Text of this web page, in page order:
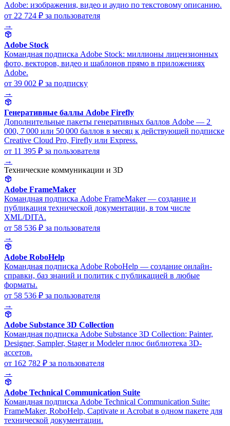
Adobe: изображения, видео и аудио по текстовому описанию.
от 22 724 ₽ за пользователя
→
Adobe Stock
Командная подписка Adobe Stock: миллионы лицензионных
фото, векторов, видео и шаблонов прямо в приложениях
Adobe.
от 39 002 ₽ за подписку
→
Генеративные баллы Adobe Firefly
Дополнительные пакеты генеративных баллов Adobe — 2
000, 7 000 или 50 000 баллов в месяц к действующей подписке
Creative Cloud Pro, Firefly или Express.
от 11 395 ₽ за пользователя
→
Технические коммуникации и 3D
Adobe FrameMaker
Командная подписка Adobe FrameMaker — создание и
публикация технической документации, в том числе
XML/DITA.
от 58 536 ₽ за пользователя
→
Adobe RoboHelp
Командная подписка Adobe RoboHelp — создание онлайн-
справки, баз знаний и политик с публикацией в любые
форматы.
от 58 536 ₽ за пользователя
→
Adobe Substance 3D Collection
Командная подписка Adobe Substance 3D Collection: Painter,
Designer, Sampler, Stager и Modeler плюс библиотека 3D-
ассетов.
от 162 782 ₽ за пользователя
→
Adobe Technical Communication Suite
Командная подписка Adobe Technical Communication Suite:
FrameMaker, RoboHelp, Captivate и Acrobat в одном пакете для
технической документации.